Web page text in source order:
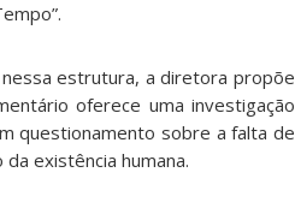
estrutura, a diretora propõe
oferece uma investigação
questionamento sobre a falta de
existência humana.